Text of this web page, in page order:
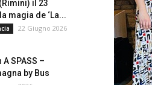
il 23
magia de ‘La...
22 Giugno 2026
SPASS –
by Bus